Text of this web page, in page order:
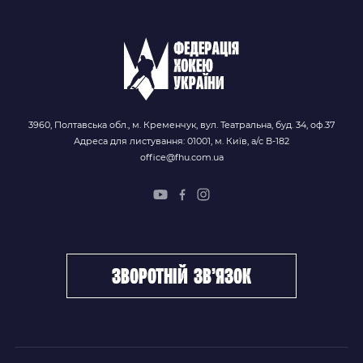
3960, Полтавська обл., м. Кременчук, вул. Театральна, буд. 34, оф.37
Адреса для листування: 01001, м. Київ, а/с В-182
office@fhu.com.ua
зворотній зв’язок